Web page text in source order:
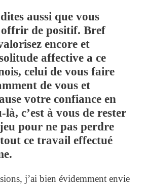
aussi que vous
offrir de positif. Bref
encore et
affective a ce
celui de vous faire
de vous et
votre confiance en
là, c’est à vous de rester
pour ne pas perdre
ce travail effectué
j’ai bien évidemment envie